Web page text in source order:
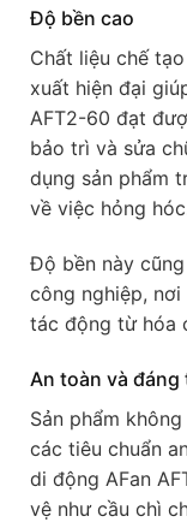
Độ bền cao
Chất liệu chế
xuất hiện đại
AFT2-60 đạt
bảo trì và sửa
dụng sản phẩm
về việc hỏng
Độ bền này
công nghiệp,
tác động từ hóa
An toàn và đáng
Sản phẩm
các tiêu chuẩn
di động AFan
vệ như cầu chì